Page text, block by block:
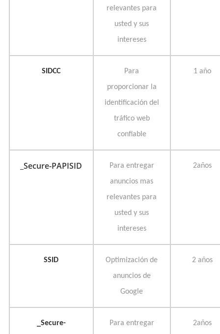
relevantes para
usted y sus
intereses
SIDCC
Para
proporcionar la
identificación del
tráfico web
confiable
1 año
_Secure-PAPISID
Para entregar
anuncios mas
relevantes para
usted y sus
intereses
2años
SSID
Optimización de
anuncios de
Google
2 años
_Secure-
Para entregar
2años